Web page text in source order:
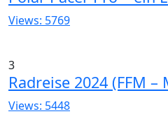
Views: 5769
3
Radreise 2024 (FFM –
Views: 5448